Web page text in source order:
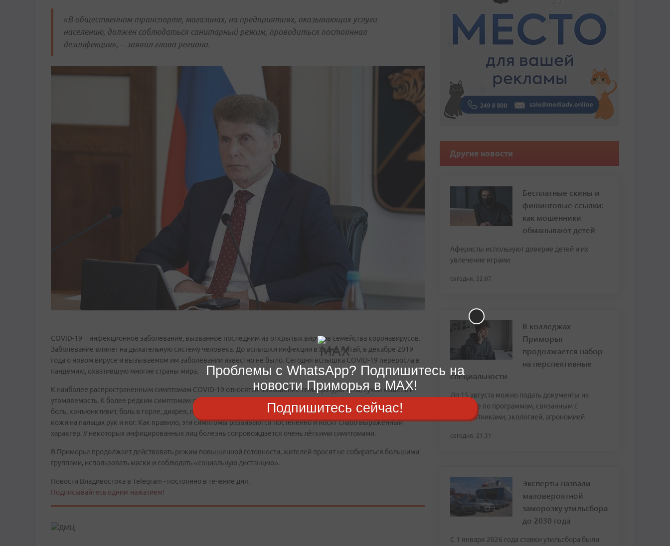
«В общественном транспорте, магазинах, на предприятиях, оказывающих услуги
населению, должен соблюдаться санитарный режим, проводиться постоянная
дезинфекция», – заявил глава региона.
COVID-19 – инфекционное заболевание, вызванное последним из открытых вирусов семейства коронавирусов.
Заболевание влияет на дыхательную систему человека. До вспышки инфекции в Ухане, Китай, в декабре 2019
года о новом вирусе и вызываемом им заболевании известно не было. Сегодня вспышка COVID-19 переросла в
пандемию, охватившую многие страны мира.
К наиболее распространенным симптомам COVID-19 относятся повышение температуры тела, сухой кашель и
утомляемость. К более редким симптомам относятся боли в суставах и мышцах, заложенность носа, головная
боль, конъюнктивит, боль в горле, диарея, потеря вкусовых ощущений или обоняния, сыпь и изменение цвета
кожи на пальцах рук и ног. Как правило, эти симптомы развиваются постепенно и носят слабо выраженный
характер. У некоторых инфицированных лиц болезнь сопровождается очень лёгкими симптомами.
В Приморье продолжает действовать режим повышенной готовности, жителей просят не собираться большими
группами, использовать маски и соблюдать «социальную дистанцию».
Новости Владивостока в Telegram - постоянно в течение дня.
Подписывайтесь одним нажатием!
Другие новости
Бесплатные скины и
фишинговые ссылки:
как мошенники
обманывают детей
Аферисты используют доверие детей и их
увлечение играми
сегодня, 22:07
В колледжах
Приморья
продолжается набор
на перспективные
специальности
До 15 августа можно подать документы на
обучение по программам, связанным с
беспилотниками, экологией, агрономией
сегодня, 21:31
Эксперты назвали
маловероятной
заморозку утильсбора
до 2030 года
С 1 января 2026 года ставки утильсбора были
Проблемы с WhatsApp? Подпишитесь на
новости Приморья в MAX!
Подпишитесь сейчас!